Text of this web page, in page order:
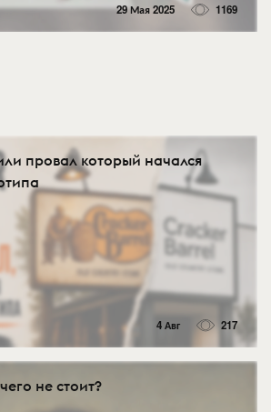
29 Мая 2025 1169
провал который начался
4 Авг 217
не стоит?